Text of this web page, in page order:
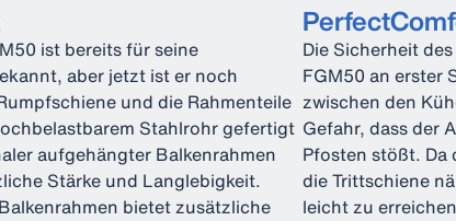
ist bereits für seine
aber jetzt ist er noch
und die Rahmenteile
Stahlrohr gefertigt
aufgehängter Balkenrahmen
Stärke und Langlebigkeit.
bietet zusätzliche
Die Sicherheit
FGM50 an erster
zwischen den
Gefahr, dass der
Pfosten stößt. Da
die Trittschiene
leicht zu